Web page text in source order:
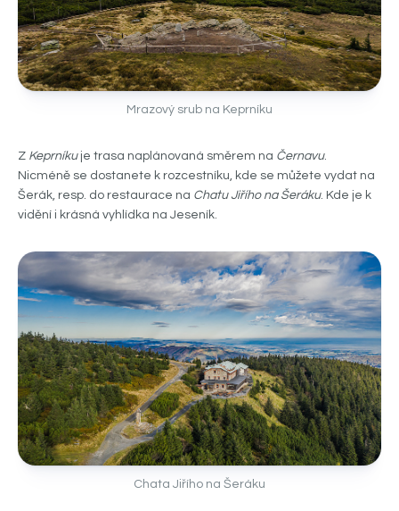
Mrazový srub na Keprníku
Z Keprníkuje trasa naplánovaná směrem na Černavu.
Nicméně se dostanete k rozcestníku, kde se můžete vydat na
Šerák, resp. do restaurace na Chatu Jiřího na Šeráku. Kde je k
vidění i krásná vyhlídka na Jeseník.
Chata Jiřího na Šeráku